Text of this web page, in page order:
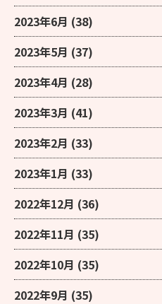
2023年6月 (38)
2023年5月 (37)
2023年4月 (28)
2023年3月 (41)
2023年2月 (33)
2023年1月 (33)
2022年12月 (36)
2022年11月 (35)
2022年10月 (35)
2022年9月 (35)